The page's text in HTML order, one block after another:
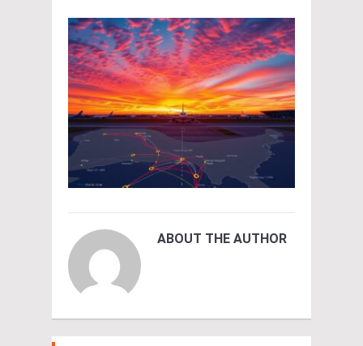
ABOUT THE AUTHOR